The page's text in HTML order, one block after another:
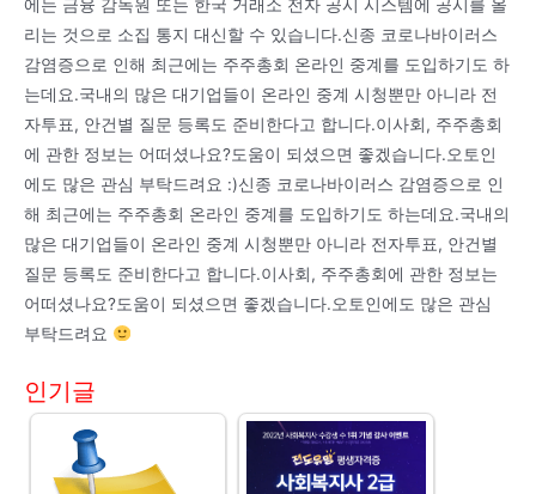
에는 금융 감독원 또는 한국 거래소 전자 공시 시스템에 공시를 올
리는 것으로 소집 통지 대신할 수 있습니다.신종 코로나바이러스
감염증으로 인해 최근에는 주주총회 온라인 중계를 도입하기도 하
는데요.국내의 많은 대기업들이 온라인 중계 시청뿐만 아니라 전
자투표, 안건별 질문 등록도 준비한다고 합니다.이사회, 주주총회
에 관한 정보는 어떠셨나요?도움이 되셨으면 좋겠습니다.오토인
에도 많은 관심 부탁드려요 :)신종 코로나바이러스 감염증으로 인
해 최근에는 주주총회 온라인 중계를 도입하기도 하는데요.국내의
많은 대기업들이 온라인 중계 시청뿐만 아니라 전자투표, 안건별
질문 등록도 준비한다고 합니다.이사회, 주주총회에 관한 정보는
어떠셨나요?도움이 되셨으면 좋겠습니다.오토인에도 많은 관심
부탁드려요
인기글